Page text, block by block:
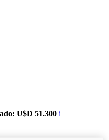
U$D 51.300 i